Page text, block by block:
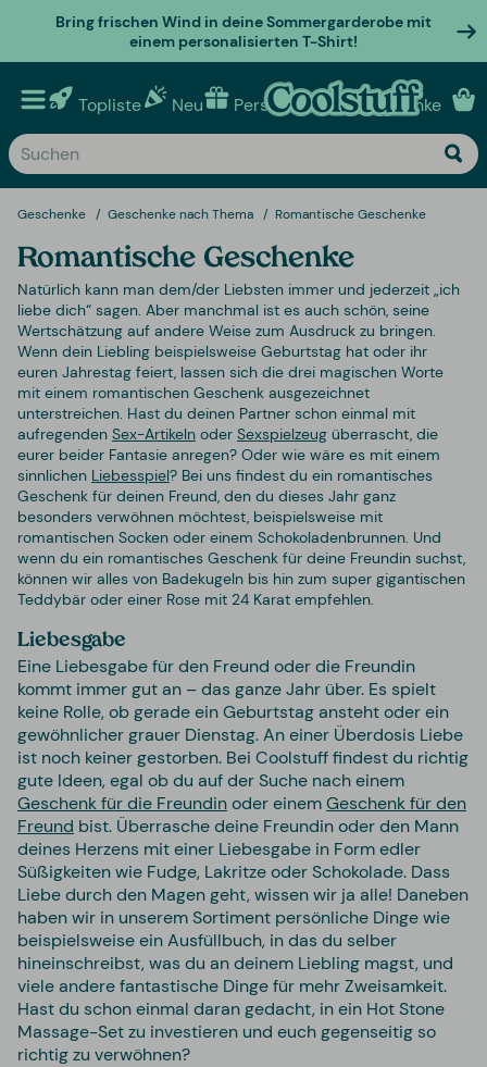
Bring frischen Wind in deine Sommergarderobe mit
einem personalisierten T-Shirt!
Topliste Neu Personalisierte geschenke
Geschenke Geschenke nach Thema Romantische Geschenke
Romantische Geschenke
Natürlich kann man dem/der Liebsten immer und jederzeit „ich
liebe dich“ sagen. Aber manchmal ist es auch schön, seine
Wertschätzung auf andere Weise zum Ausdruck zu bringen.
Wenn dein Liebling beispielsweise Geburtstag hat oder ihr
euren Jahrestag feiert, lassen sich die drei magischen Worte
mit einem romantischen Geschenk ausgezeichnet
unterstreichen. Hast du deinen Partner schon einmal mit
aufregenden Sex-Artikeln oder Sexspielzeug überrascht, die
eurer beider Fantasie anregen? Oder wie wäre es mit einem
sinnlichen Liebesspiel? Bei uns findest du ein romantisches
Geschenk für deinen Freund, den du dieses Jahr ganz
besonders verwöhnen möchtest, beispielsweise mit
romantischen Socken oder einem Schokoladenbrunnen. Und
wenn du ein romantisches Geschenk für deine Freundin suchst,
können wir alles von Badekugeln bis hin zum super gigantischen
Teddybär oder einer Rose mit 24 Karat empfehlen.
Liebesgabe
Eine Liebesgabe für den Freund oder die Freundin
kommt immer gut an – das ganze Jahr über. Es spielt
keine Rolle, ob gerade ein Geburtstag ansteht oder ein
gewöhnlicher grauer Dienstag. An einer Überdosis Liebe
ist noch keiner gestorben. Bei Coolstuff findest du richtig
gute Ideen, egal ob du auf der Suche nach einem
Geschenk für die Freundinoder einemGeschenk für den
Freund bist. Überrasche deine Freundin oder den Mann
deines Herzens mit einer Liebesgabe in Form edler
Süßigkeiten wie Fudge, Lakritze oder Schokolade. Dass
Liebe durch den Magen geht, wissen wir ja alle! Daneben
haben wir in unserem Sortiment persönliche Dinge wie
beispielsweise ein Ausfüllbuch, in das du selber
hineinschreibst, was du an deinem Liebling magst, und
viele andere fantastische Dinge für mehr Zweisamkeit.
Hast du schon einmal daran gedacht, in ein Hot Stone
Massage-Set zu investieren und euch gegenseitig so
richtig zu verwöhnen?